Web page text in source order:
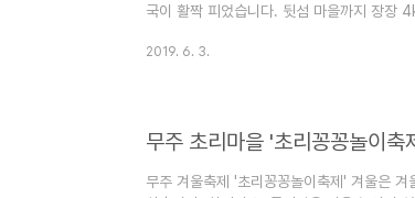
국이 활짝 피었습니다. 뒷섬 마을까지 장장
2019. 6. 3.
무주 초리마을 '초리꽁꽁놀이축
무주 겨울축제 '초리꽁꽁놀이축제' 겨울은